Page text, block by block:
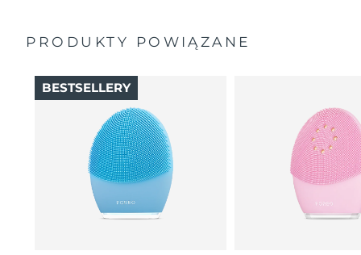
PRODUKTY POWIĄZANE
BESTSELLERY